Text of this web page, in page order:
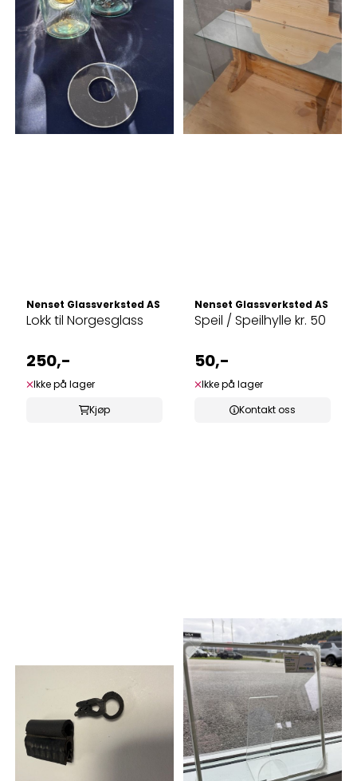
Nenset Glassverksted AS
Lokk til Norgesglass
250,-
Ikke på lager
Kjøp
Nenset Glassverksted AS
Speil / Speilhylle kr. 50
50,-
Ikke på lager
Kontakt oss